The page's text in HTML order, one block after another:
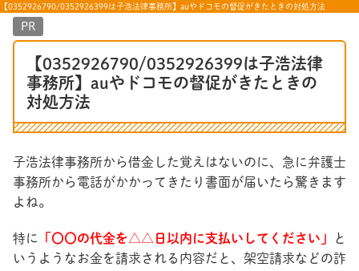
【0352926790/0352926399は子浩法律事務所】auやドコモの督促がきたときの対処方法
PR
【0352926790/0352926399は子浩法律
事務所】auやドコモの督促がきたときの
対処方法
子浩法律事務所から借金した覚えはないのに、急に弁護士
事務所から電話がかかってきたり書面が届いたら驚きます
よね。
特に 「〇〇の代金を△△日以内に支払いしてください」
と
いうようなお金を請求される内容だと、架空請求などの詐